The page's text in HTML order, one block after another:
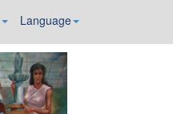
Language